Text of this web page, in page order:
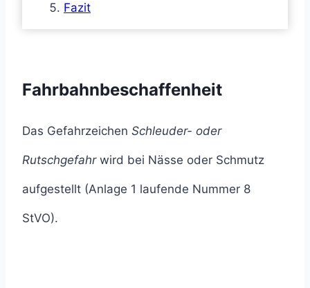
Fazit
Fahrbahnbeschaffenheit
Das Gefahrzeichen Schleuder- oder
Rutschgefahrwird bei Nässe oder Schmutz
aufgestellt (Anlage 1 laufende Nummer 8
StVO).